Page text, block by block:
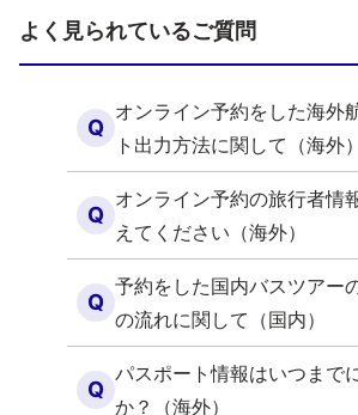
よく見られているご質問
Q
オンライン予約をした海外
ト出力方法に関して（海外）
Q
オンライン予約の旅行者情
えてください（海外）
Q
予約をした国内バスツアー
の流れに関して（国内）
Q
パスポート情報はいつまで
か？（海外）